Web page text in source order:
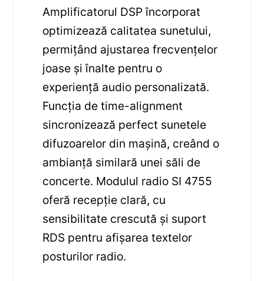
Amplificatorul DSP încorporat
optimizează calitatea sunetului,
permițând ajustarea frecvențelor
joase și înalte pentru o
experiență audio personalizată.
Funcția de time-alignment
sincronizează perfect sunetele
difuzoarelor din mașină, creând o
ambianță similară unei săli de
concerte. Modulul radio SI 4755
oferă recepție clară, cu
sensibilitate crescută și suport
RDS pentru afișarea textelor
posturilor radio.